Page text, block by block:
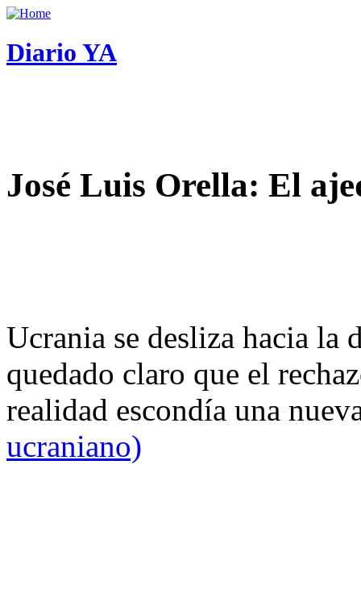
Diario YA
José Luis Orella: El
Ucrania se desliza hacia
quedado claro que el
realidad escondía una
ucraniano)